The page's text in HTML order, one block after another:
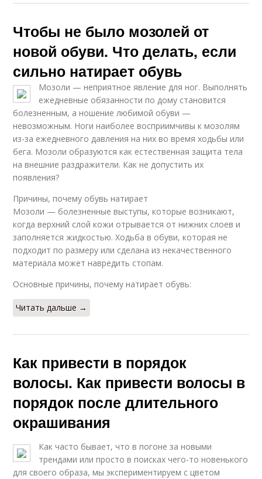
Чтобы не было мозолей от
новой обуви. Что делать, если
сильно натирает обувь
Мозоли — неприятное явление для ног. Выполнять
ежедневные обязанности по дому становится
болезненным, а ношение любимой обуви —
невозможным. Ноги наиболее восприимчивы к мозолям
из-за ежедневного давления на них во время ходьбы или
бега. Мозоли образуются как естественная защита тела
на внешние раздражители. Как не допустить их
появления?
Причины, почему обувь натирает
Мозоли — болезненные выступы, которые возникают,
когда верхний слой кожи отрывается от нижних слоев и
заполняется жидкостью. Ходьба в обуви, которая не
подходит по размеру или сделана из некачественного
материала может навредить стопам.
Основные причины, почему натирает обувь:
Читать дальше →
Как привести в порядок
волосы. Как привести волосы в
порядок после длительного
окрашивания
Как часто бывает, что в погоне за новыми
трендами или просто в поисках чего-то новенького
для своего образа, мы экспериментируем с цветом